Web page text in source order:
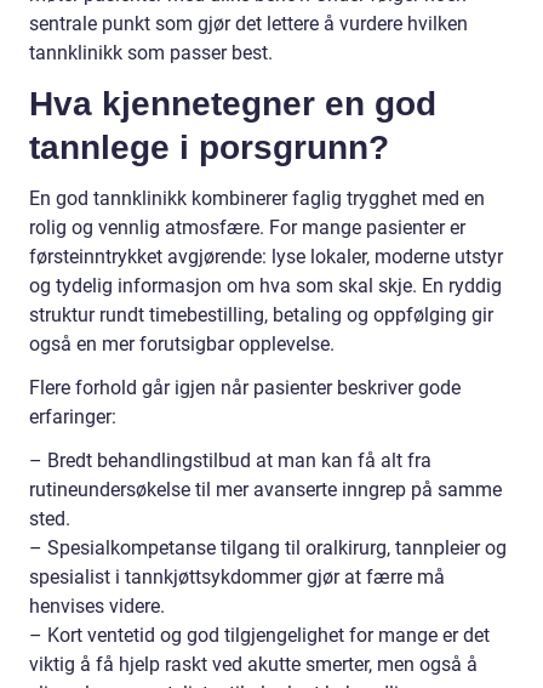
sentrale punkt som gjør det lettere å vurdere hvilken
tannklinikk som passer best.
Hva kjennetegner en god
tannlege i porsgrunn?
En god tannklinikk kombinerer faglig trygghet med en
rolig og vennlig atmosfære. For mange pasienter er
førsteinntrykket avgjørende: lyse lokaler, moderne utstyr
og tydelig informasjon om hva som skal skje. En ryddig
struktur rundt timebestilling, betaling og oppfølging gir
også en mer forutsigbar opplevelse.
Flere forhold går igjen når pasienter beskriver gode
erfaringer:
– Bredt behandlingstilbud at man kan få alt fra
rutineundersøkelse til mer avanserte inngrep på samme
sted.
– Spesialkompetanse tilgang til oralkirurg, tannpleier og
spesialist i tannkjøttsykdommer gjør at færre må
henvises videre.
– Kort ventetid og god tilgjengelighet for mange er det
viktig å få hjelp raskt ved akutte smerter, men også å